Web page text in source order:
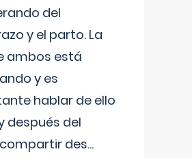
del
y el parto. La
ambos está
y es
hablar de ello
después del
des...